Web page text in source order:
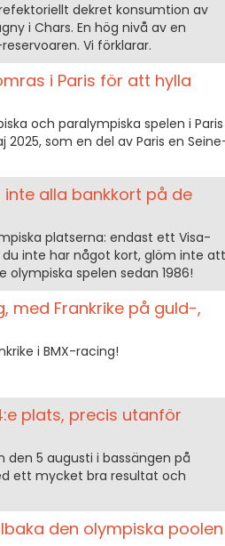
dekret konsumtion av
i Chars. En hög nivå av en
Vi förklarar.
i Paris för att hylla
och paralympiska spelen i Paris
som en del av Paris en
alla bankkort på de
platserna: endast ett Visa-
inte har något kort, glöm inte att
spelen sedan 1986!
med Frankrike på guld-,
i BMX-racing!
plats, precis utanför
5 augusti i bassängen på
ett mycket bra resultat och
den olympiska poolen